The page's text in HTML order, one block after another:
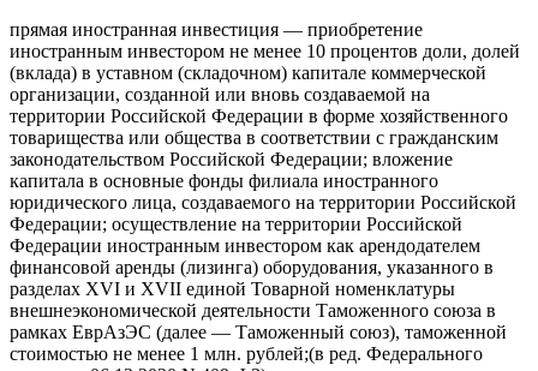
прямая иностранная инвестиция — приобретение
иностранным инвестором не менее 10 процентов доли, долей
(вклада) в уставном (складочном) капитале коммерческой
организации, созданной или вновь создаваемой на
территории Российской Федерации в форме хозяйственного
товарищества или общества в соответствии с гражданским
законодательством Российской Федерации; вложение
капитала в основные фонды филиала иностранного
юридического лица, создаваемого на территории Российской
Федерации; осуществление на территории Российской
Федерации иностранным инвестором как арендодателем
финансовой аренды (лизинга) оборудования, указанного в
разделах XVI и XVII единой Товарной номенклатуры
внешнеэкономической деятельности Таможенного союза в
рамках ЕврАзЭС (далее — Таможенный союз), таможенной
стоимостью не менее 1 млн. рублей;(в ред. Федерального